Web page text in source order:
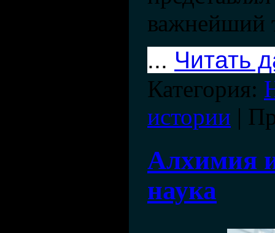
важнейший
... Читать
Категория:
истории |
Алхимия
наука